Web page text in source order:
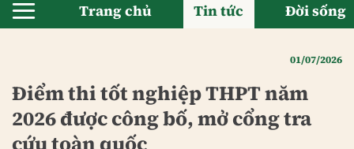
Trang chủ Tin tức Đời sống
01/07/2026
Điểm thi tốt nghiệp THPT năm
2026 được công bố, mở cổng tra
cứu toàn quốc